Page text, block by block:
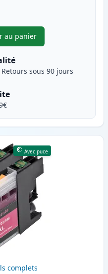
au panier
,Pack de 2 Brother LC223
sous 90 jours
Avec puce
complets